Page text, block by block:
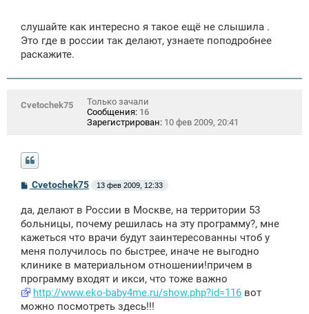
слушайте как интересно я такое ещё не слышила .
Это где в россии так делают, узнаете поподробнее
раскажите.
Cvetochek75
Только зачали
Сообщения: 16
Зарегистрирован: 10 фев 2009, 20:41
С
б
щ
н
и
Cvetochek75 13 фев 2009, 12:33
да, делают в России в Москве, на территории 53
больницы, почему решилась на эту программу?, мне
кажеться что врачи будут заинтересованны чтоб у
меня получилось по быстрее, иначе не выгодно
клинике в материальном отношении!причем в
программу входят и икси, что тоже важно
http://www.eko-baby4me.ru/show.php?id=116 вот
можно посмотреть здесь!!!